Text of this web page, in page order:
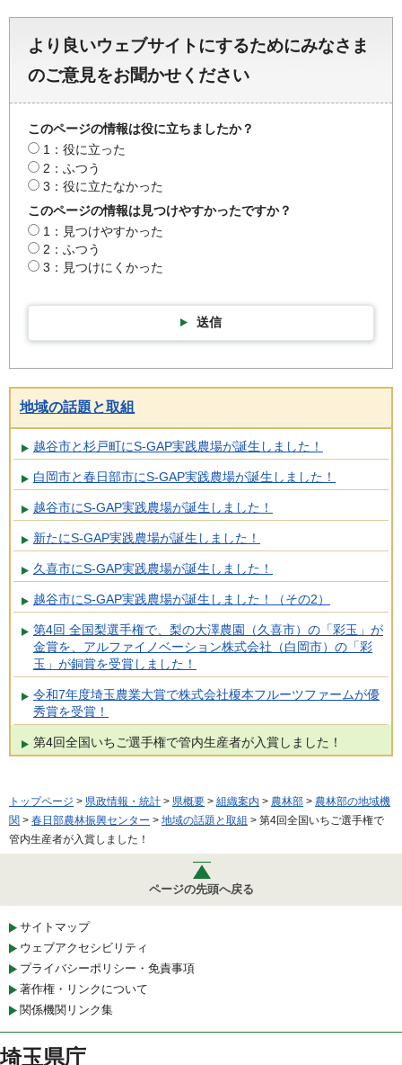
より良いウェブサイトにするためにみなさま
のご意見をお聞かせください
このページの情報は役に立ちましたか？
1：役に立った
2：ふつう
3：役に立たなかった
このページの情報は見つけやすかったですか？
1：見つけやすかった
2：ふつう
3：見つけにくかった
送信
地域の話題と取組
越谷市と杉戸町にS-GAP実践農場が誕生しました！
白岡市と春日部市にS-GAP実践農場が誕生しました！
越谷市にS-GAP実践農場が誕生しました！
新たにS-GAP実践農場が誕生しました！
久喜市にS-GAP実践農場が誕生しました！
越谷市にS-GAP実践農場が誕生しました！（その2）
第4回 全国梨選手権で、梨の大澤農園（久喜市）の「彩玉」が
金賞を、アルファイノベーション株式会社（白岡市）の「彩
玉」が銅賞を受賞しました！
令和7年度埼玉農業大賞で株式会社榎本フルーツファームが優
秀賞を受賞！
第4回全国いちご選手権で管内生産者が入賞しました！
トップページ > 県政情報・統計 > 県概要 > 組織案内 > 農林部 > 農林部の地域機
関 > 春日部農林振興センター > 地域の話題と取組 > 第4回全国いちご選手権で
管内生産者が入賞しました！
ページの先頭へ戻る
サイトマップ
ウェブアクセシビリティ
プライバシーポリシー・免責事項
著作権・リンクについて
関係機関リンク集
埼玉県庁